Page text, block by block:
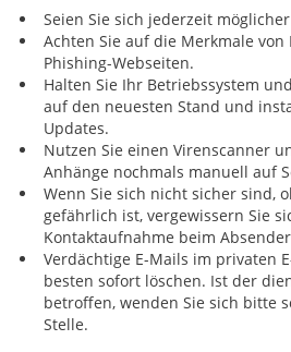
Seien Sie sich jederzeit
Achten Sie auf die Merkmale
Phishing-Webseiten.
Halten Sie Ihr Betriebssystem
auf den neuesten Stand und
Updates.
Nutzen Sie einen Virenscanner
Anhänge nochmals manuell auf
Wenn Sie sich nicht sicher sind,
gefährlich ist, vergewissern Sie
Kontaktaufnahme beim
Verdächtige E-Mails im privaten
besten sofort löschen. Ist der
betroffen, wenden Sie sich bitte
Stelle.